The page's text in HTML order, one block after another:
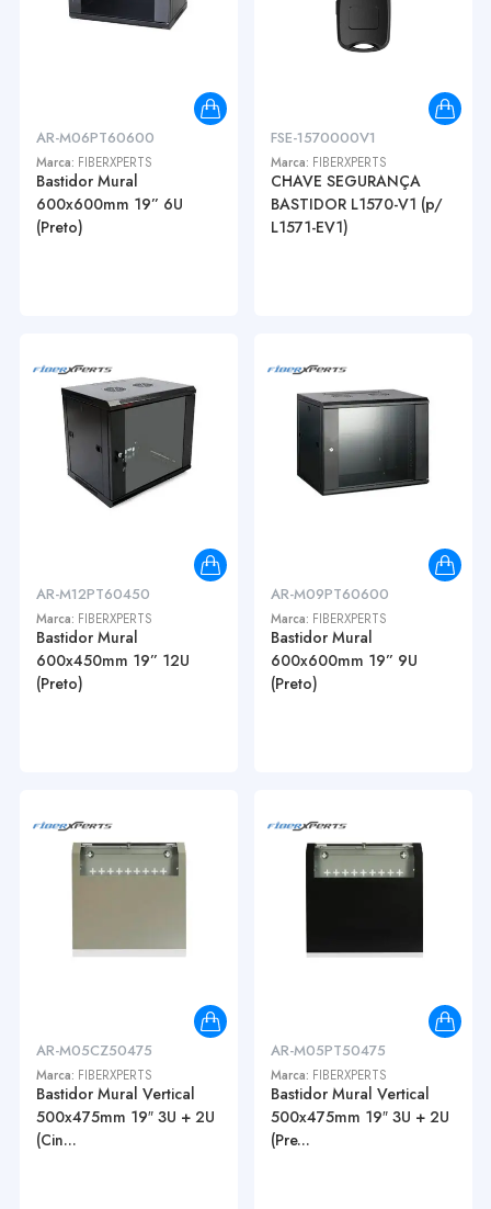
AR-M06PT60600
Marca: FIBERXPERTS
Bastidor Mural
600x600mm 19” 6U
(Preto)
FSE-1570000V1
Marca: FIBERXPERTS
CHAVE SEGURANÇA
BASTIDOR L1570-V1 (p/
L1571-EV1)
AR-M12PT60450
Marca: FIBERXPERTS
Bastidor Mural
600x450mm 19” 12U
(Preto)
AR-M09PT60600
Marca: FIBERXPERTS
Bastidor Mural
600x600mm 19” 9U
(Preto)
AR-M05CZ50475
Marca: FIBERXPERTS
Bastidor Mural Vertical
500x475mm 19″ 3U + 2U
(Cin...
AR-M05PT50475
Marca: FIBERXPERTS
Bastidor Mural Vertical
500x475mm 19″ 3U + 2U
(Pre...